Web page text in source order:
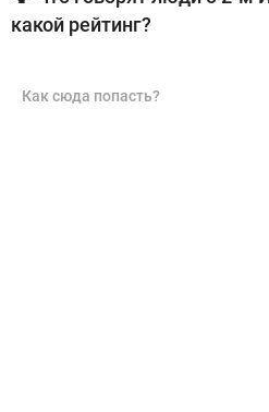
какой рейтинг?
Как сюда попасть?